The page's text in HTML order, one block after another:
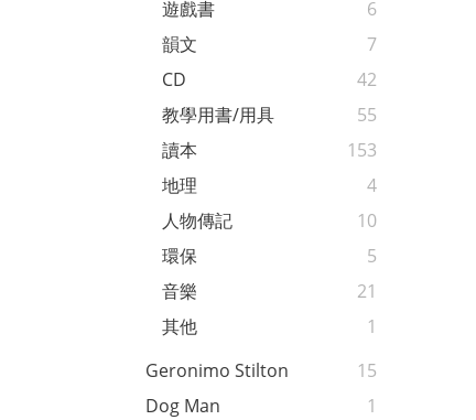
遊戲書
6
韻文
7
CD
42
教學用書/用具
55
讀本
153
地理
4
人物傳記
10
環保
5
音樂
21
其他
1
Geronimo Stilton
15
Dog Man
1